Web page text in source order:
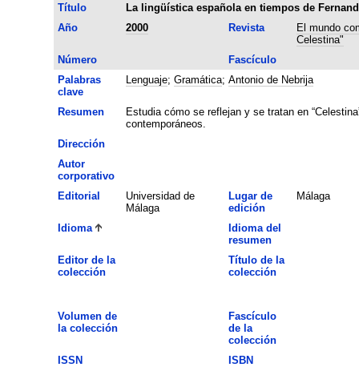
Título
La lingüística española en tiempos de
Año
2000 Revista
El mundo
Celestina"
Número
Fascículo
Palabras
clave
Lenguaje; Gramática; Antonio de Nebrija
Resumen
Estudia cómo se reflejan y se tratan en
contemporáneos.
Dirección
Autor
corporativo
Editorial
Universidad de
Málaga
Lugar de
edición
Málaga
Idioma
Idioma del
resumen
Editor de la
colección
Título de la
colección
Volumen de
la colección
Fascículo
de la
colección
ISSN
ISBN